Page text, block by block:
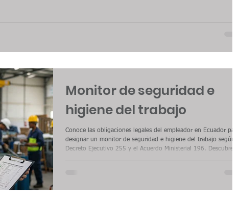
Monitor de seguridad e
higiene del trabajo
Conoce las obligaciones legales del empleador en Ecuador para
designar un monitor de seguridad e higiene del trabajo según el
Decreto Ejecutivo 255 y el Acuerdo Ministerial 196. Descubre